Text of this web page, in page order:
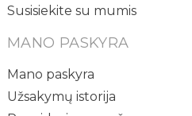
Susisiekite su mumis
MANO PASKYRA
Mano paskyra
Užsakymų istorija